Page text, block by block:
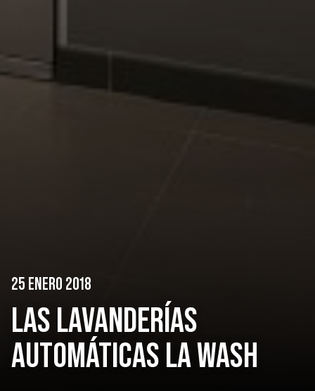
25 ENERO 2018
LAS LAVANDERÍAS
AUTOMÁTICAS LA WASH